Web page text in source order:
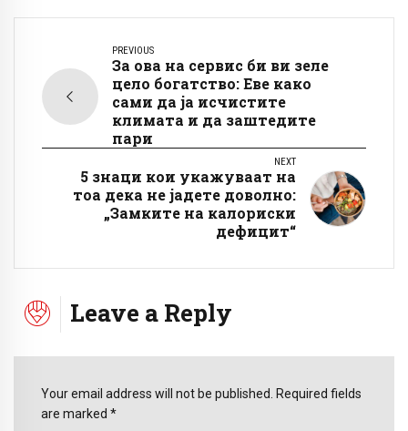
PREVIOUS
За ова на сервис би ви зеле
цело богатство: Еве како
сами да ја исчистите
климата и да заштедите
пари
NEXT
5 знаци кои укажуваат на
тоа дека не јадете доволно:
„Замките на калориски
дефицит“
Leave a Reply
Your email address will not be published. Required fields
are marked *